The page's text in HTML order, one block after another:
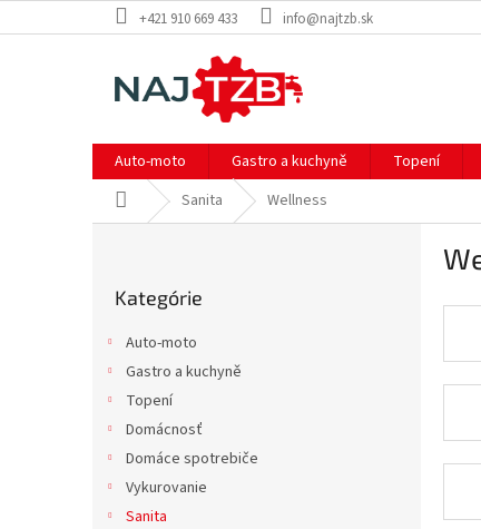
na
+421 910 669 433 info@najtzb.sk
Auto-moto Gastro a kuchyně Topení
DomovSanita Wellness
kategórie
Kategórie
Auto-moto
Gastro a kuchyně
Topení
Domácnosť
Domáce spotrebiče
Vykurovanie
Sanita